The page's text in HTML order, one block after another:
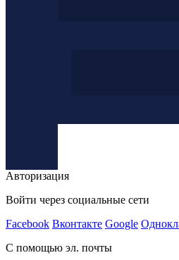
Авторизация
Войти через социальные сети
Facebook Вконтакте Google
С помощью эл. почты